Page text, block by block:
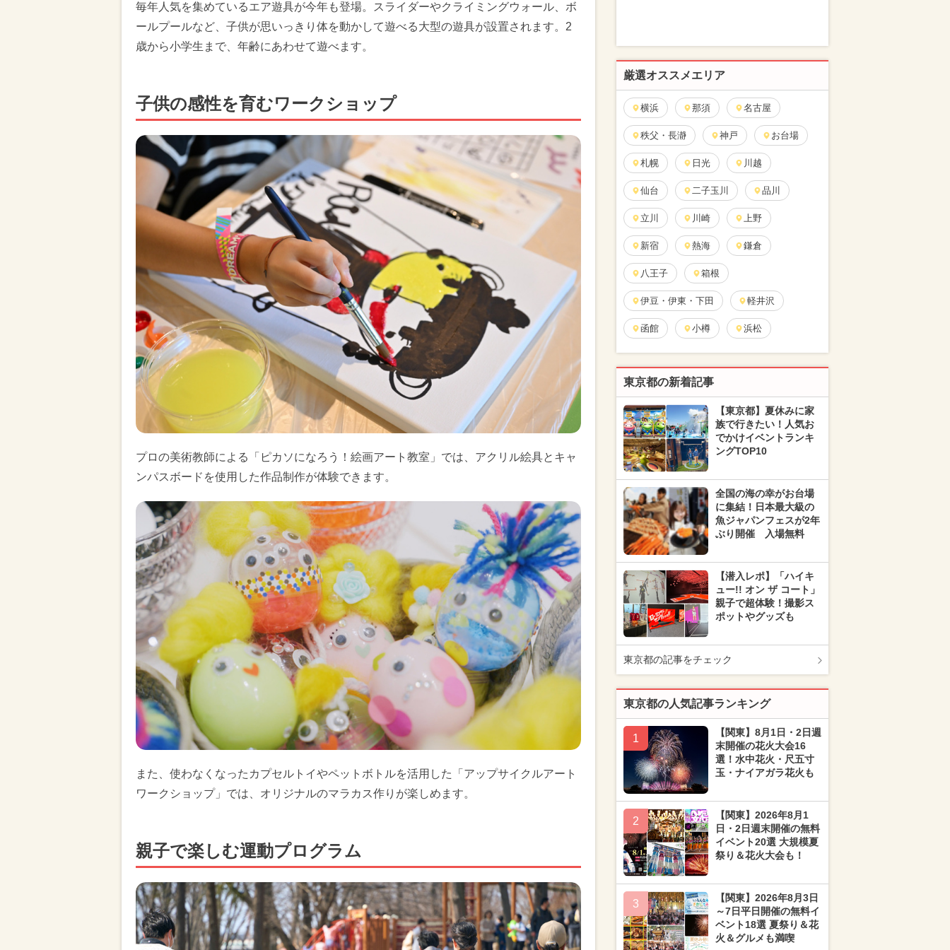
毎年人気を集めているエア遊具が今年も登場。スライダーやクライミングウォール、ボ
ールプールなど、子供が思いっきり体を動かして遊べる大型の遊具が設置されます。2
歳から小学生まで、年齢にあわせて遊べます。
子供の感性を育むワークショップ
プロの美術教師による「ピカソになろう！絵画アート教室」では、アクリル絵具とキャ
ンパスボードを使用した作品制作が体験できます。
また、使わなくなったカプセルトイやペットボトルを活用した「アップサイクルアート
ワークショップ」では、オリジナルのマラカス作りが楽しめます。
親子で楽しむ運動プログラム
厳選オススメエリア
横浜 那須 名古屋
秩父・長瀞 神戸 お台場
札幌 日光 川越
仙台 二子玉川 品川
立川 川崎 上野
新宿 熱海 鎌倉
八王子 箱根
伊豆・伊東・下田 軽井沢
函館 小樽 浜松
東京都の新着記事
【東京都】夏休みに家
族で行きたい！人気お
でかけイベントランキ
ングTOP10
全国の海の幸がお台場
に集結！日本最大級の
魚ジャパンフェスが2年
ぶり開催 入場無料
【潜入レポ】「ハイキ
ュー!! オン ザ コート」
親子で超体験！撮影ス
ポットやグッズも
東京都の記事をチェック
東京都の人気記事ランキング
1
【関東】8月1日・2日週
末開催の花火大会16
選！水中花火・尺五寸
玉・ナイアガラ花火も
2
【関東】2026年8月1
日・2日週末開催の無料
イベント20選 大規模夏
祭り＆花火大会も！
3
【関東】2026年8月3日
～7日平日開催の無料イ
ベント18選 夏祭り＆花
火＆グルメも満喫